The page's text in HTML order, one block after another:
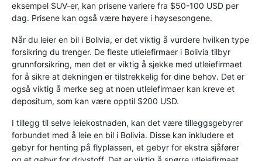
eksempel SUV-er, kan prisene variere fra $50-100 USD per
dag. Prisene kan også være høyere i høysesongene.
Når du leier en bil i Bolivia, er det viktig å vurdere hvilken type
forsikring du trenger. De fleste utleiefirmaer i Bolivia tilbyr
grunnforsikring, men det er viktig å sjekke med utleiefirmaet
for å sikre at dekningen er tilstrekkelig for dine behov. Det er
også viktig å merke seg at noen utleiefirmaer kan kreve et
depositum, som kan være opptil $200 USD.
I tillegg til selve leiekostnaden, kan det være tilleggsgebyrer
forbundet med å leie en bil i Bolivia. Disse kan inkludere et
gebyr for henting på flyplassen, et gebyr for ekstra sjåfører